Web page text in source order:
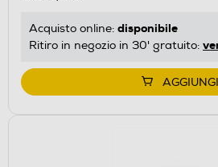
Acquisto online: disponibile
Ritiro in negozio in 30' gratuito:
AGGIUNGI